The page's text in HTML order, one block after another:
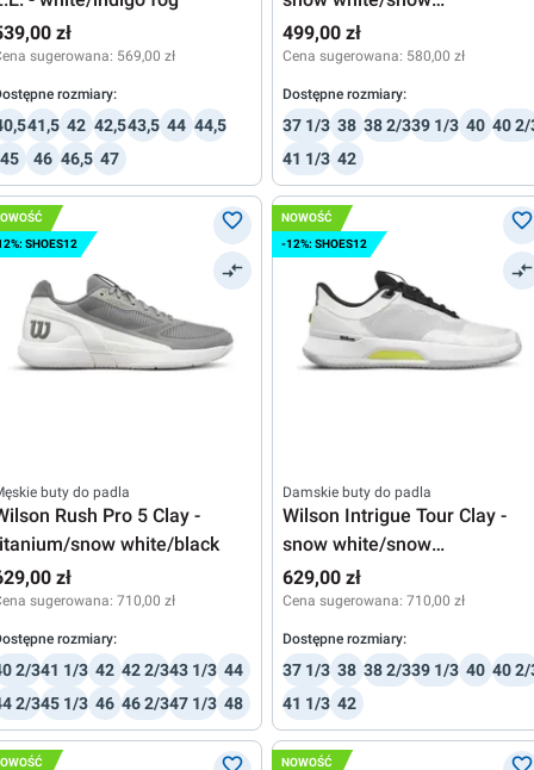
zł
sugerowana: 569,00 zł
rozmiary:
41,5 42 42,543,5 44 44,5
45
46 46,5 47
white/titanium
499,00 zł
Cena sugerowana: 580,00 zł
Dostępne rozmiary:
37 1/3 38 38 2/339 1/3 40 40 2/
41 1/3 42
SHOES12
buty do padla
Rush Pro 5 Clay -
snow white/black
zł
sugerowana: 710,00 zł
rozmiary:
2/341 1/3 42 42 2/343 1/3 44
2/345 1/3 46 46 2/347 1/3 48
NOWOŚĆ
-12%: SHOES12
Damskie buty do padla
Wilson Intrigue Tour Clay -
snow white/snow
white/titanium
629,00 zł
Cena sugerowana: 710,00 zł
Dostępne rozmiary:
37 1/3 38 38 2/339 1/3 40 40 2/
41 1/3 42
NOWOŚĆ